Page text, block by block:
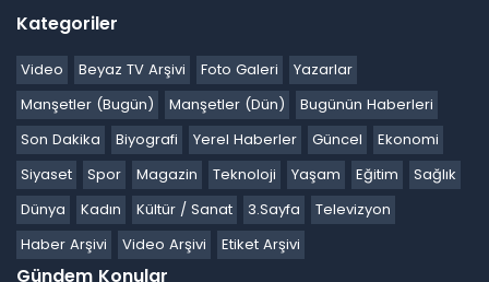
Kategoriler
Video Beyaz TV Arşivi Foto Galeri
Yazarlar
Manşetler (Bugün)
Manşetler (Dün)
Bugünün Haberleri
Son Dakika
Biyografi Yerel Haberler Güncel
Ekonomi
Siyaset
Spor Magazin Teknoloji Yaşam Eğitim
Sağlık
Dünya
Kadın Kültür / Sanat 3.Sayfa
Televizyon
Haber Arşivi
Video Arşivi Etiket Arşivi
Gündem Konular